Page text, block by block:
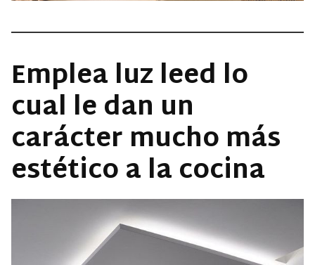
Emplea luz leed lo
cual le dan un
carácter mucho más
estético a la cocina